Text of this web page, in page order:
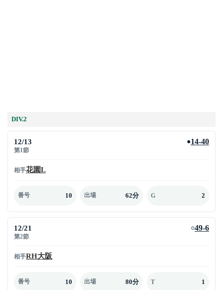
DIV.2
12/13
第1節
●14-40
相手花園L
番号 10 出場 62分 G 2
12/21
第2節
○49-6
相手RH大阪
番号 10 出場 80分 T 1